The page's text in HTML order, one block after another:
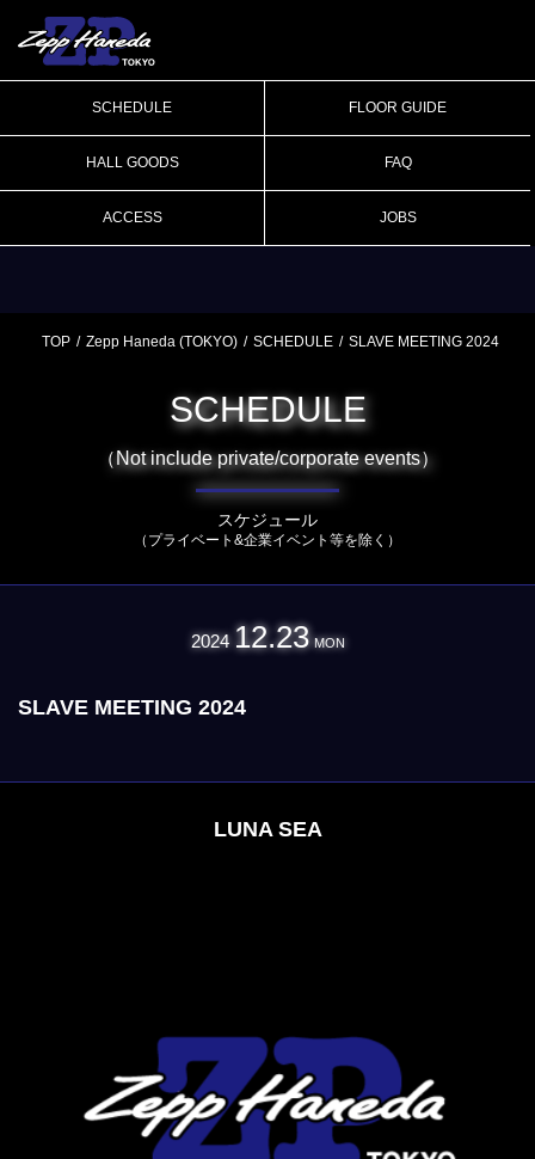
SCHEDULE FLOOR GUIDE
HALL GOODS FAQ
ACCESS JOBS
TOP Zepp Haneda (TOKYO) SCHEDULE SLAVE MEETING 2024
SCHEDULE
（Not include private/corporate events）
スケジュール
（プライベート&企業イベント等を除く）
2024 12.23 MON
SLAVE MEETING 2024
LUNA SEA